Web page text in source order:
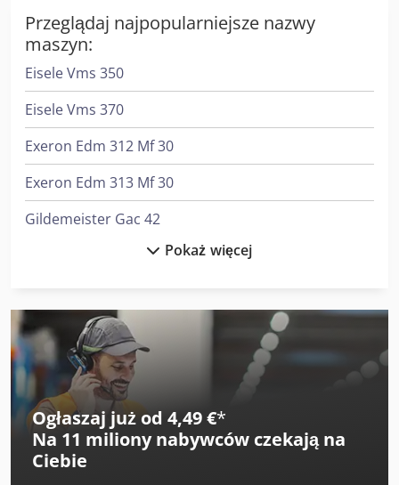
Przeglądaj najpopularniejsze nazwy
maszyn:
Eisele Vms 350
Eisele Vms 370
Exeron Edm 312 Mf 30
Exeron Edm 313 Mf 30
Gildemeister Gac 42
Haas St-30Y
Haas Umc-500
Haas Vm-3
Hurco Tm 8 I
Hurco Tmx 10 Mysi
Pokaż więcej
Ogłaszaj już od 4,49 €*
Na 11 miliony nabywców czekają na
Ciebie